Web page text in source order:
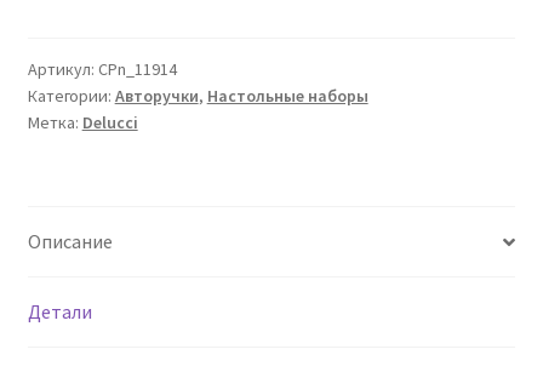
"Celeste":
ручка
шарик.,
роллер,
синие,
Артикул: CPn_11914
Категории: Авторучки, Настольные наборы
Метка: Delucci
Описание
Детали